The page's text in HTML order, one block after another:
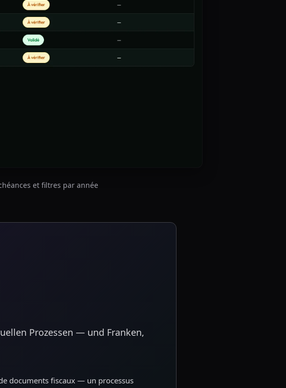
et filtres par année
Prozessen — und Franken,
documents fiscaux — un processus